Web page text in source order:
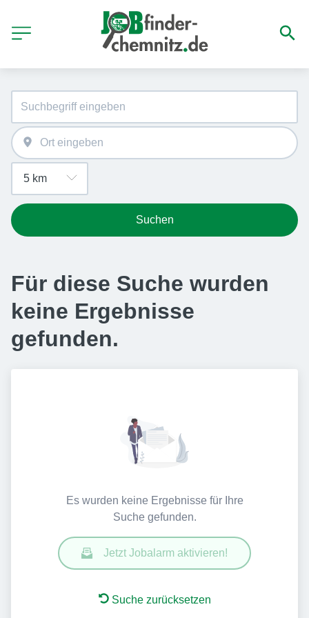
Suchen
Für diese Suche wurden
keine Ergebnisse
gefunden.
Es wurden keine Ergebnisse für Ihre
Suche gefunden.
Jetzt Jobalarm aktivieren!
Suche zurücksetzen